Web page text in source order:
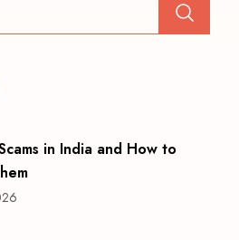
in India and How to